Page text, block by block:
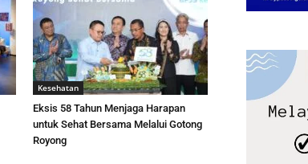
Kesehatan
Eksis 58 Tahun Menjaga Harapan
untuk Sehat Bersama Melalui Gotong
Royong